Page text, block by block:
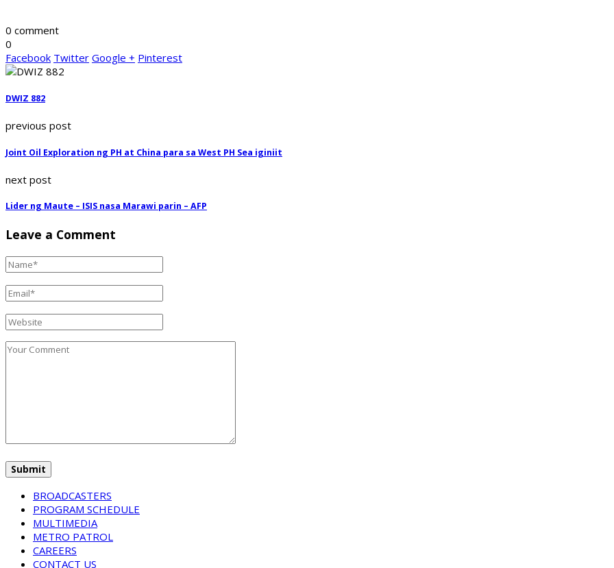
0 comment
0
Facebook Twitter Google + Pinterest
DWIZ 882
previous post
Joint Oil Exploration ng PH at China para sa West PH Sea iginiit
next post
Lider ng Maute – ISIS nasa Marawi parin – AFP
Leave a Comment
BROADCASTERS
PROGRAM SCHEDULE
MULTIMEDIA
METRO PATROL
CAREERS
CONTACT US